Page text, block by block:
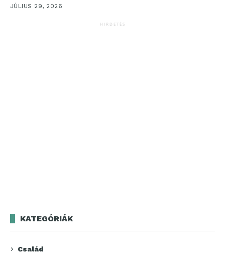
JÚLIUS 29, 2026
HIRDETÉS
KATEGÓRIÁK
Család